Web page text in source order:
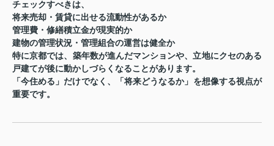
チェックすべきは、
将来売却・賃貸に出せる流動性があるか
管理費・修繕積立金が現実的か
建物の管理状況・管理組合の運営は健全か
特に京都では、 築年数が進んだマンションや、立地にクセのある
戸建てが後に動かしづらくなることがあります。
「今住める」だけでなく、「将来どうなるか」を想像する視点が
重要です。